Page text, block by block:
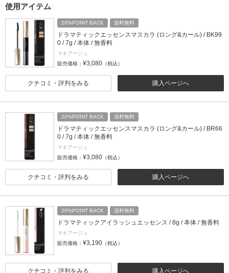
使用アイテム
20%POINT BACK 送料無料
ドラマティックエッセンスマスカラ (ロング&カール) / BK99
0 / 7g / 本体 / 無香料
マキアージュ
販売価格： ¥3,080 （税込）
購入ページへ
クチコミ・評判をみる
20%POINT BACK 送料無料
ドラマティックエッセンスマスカラ (ロング&カール) / BR66
0 / 7g / 本体 / 無香料
マキアージュ
販売価格： ¥3,080 （税込）
購入ページへ
クチコミ・評判をみる
20%POINT BACK 送料無料
ドラマティックアイラッシュエッセンス / 8g / 本体 / 無香料
マキアージュ
販売価格： ¥3,190 （税込）
購入ページへ
クチコミ・評判をみる